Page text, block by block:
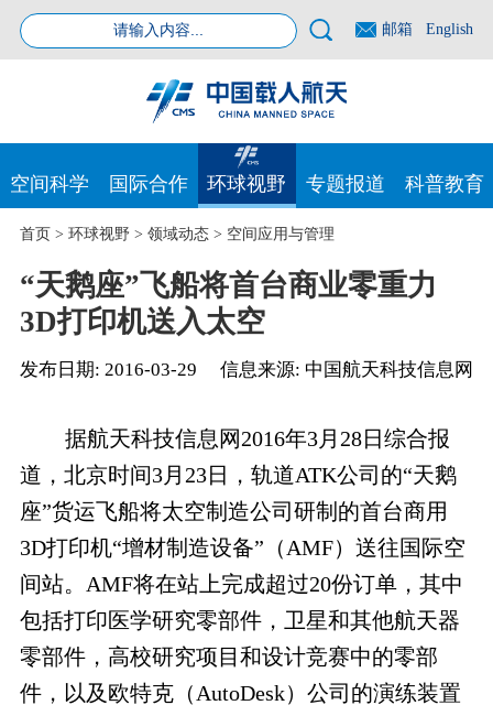
邮箱 English
空间科学 国际合作 环球视野 专题报道 科普教育
首页> 环球视野> 领域动态> 空间应用与管理
“天鹅座”飞船将首台商业零重力
3D打印机送入太空
发布日期: 2016-03-29 信息来源: 中国航天科技信息网
据航天科技信息网2016年3月28日综合报
道，北京时间3月23日，轨道ATK公司的“天鹅
座”货运飞船将太空制造公司研制的首台商用
3D打印机“增材制造设备”（AMF）送往国际空
间站。AMF将在站上完成超过20份订单，其中
包括打印医学研究零部件，卫星和其他航天器
零部件，高校研究项目和设计竞赛中的零部
件，以及欧特克（AutoDesk）公司的演练装置